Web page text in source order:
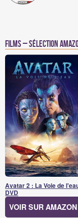
Films – Sélection
Avatar 2 : La Voie de
DVD
VOIR SUR AMAZON